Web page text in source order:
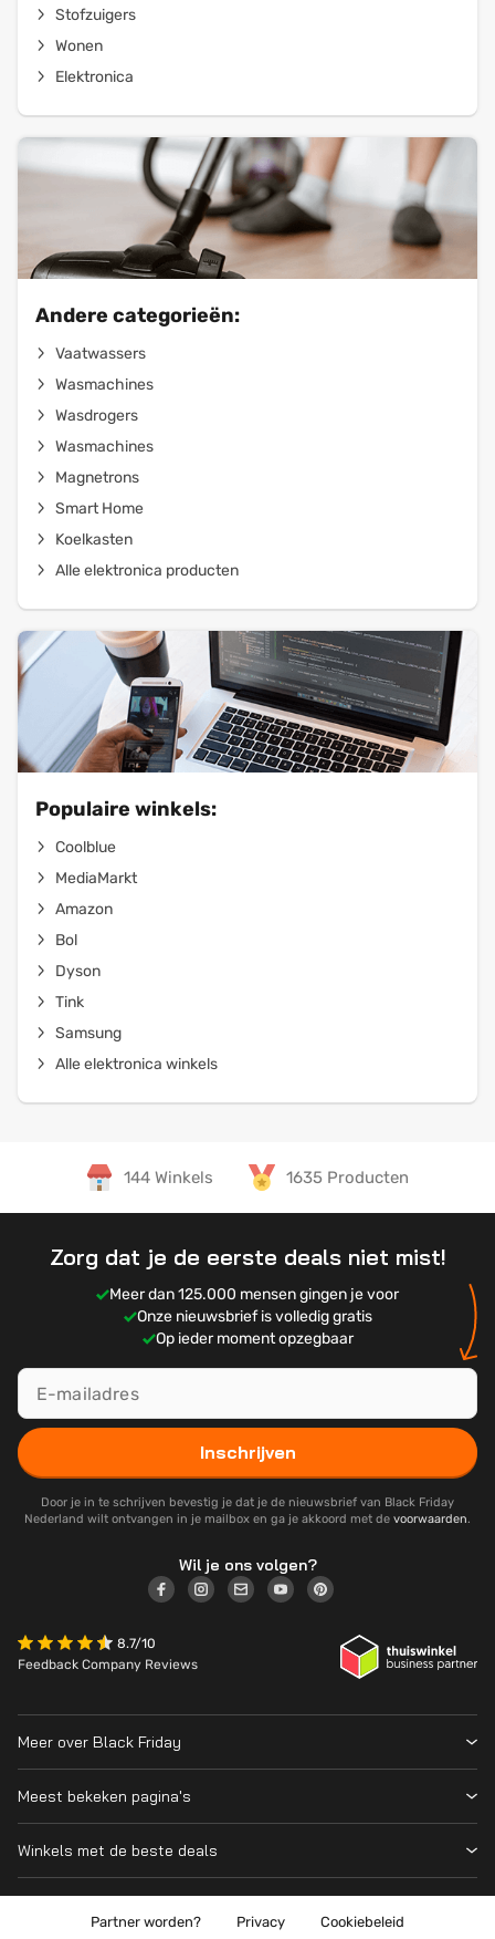
Stofzuigers
Wonen
Elektronica
Andere categorieën:
Vaatwassers
Wasmachines
Wasdrogers
Wasmachines
Magnetrons
Smart Home
Koelkasten
Alle elektronica producten
Populaire winkels:
Coolblue
MediaMarkt
Amazon
Bol
Dyson
Tink
Samsung
Alle elektronica winkels
144 Winkels 1635 Producten
Zorg dat je de eerste deals niet mist!
Meer dan 125.000 mensen gingen je voor
Onze nieuwsbrief is volledig gratis
Op ieder moment opzegbaar
Inschrijven
Door je in te schrijven bevestig je dat je de nieuwsbrief van Black Friday
Nederland wilt ontvangen in je mailbox en ga je akkoord met de voorwaarden.
Wil je ons volgen?
8.7/10
Feedback Company Reviews
Meer over Black Friday
Wanneer is Black Friday?
Cyber Monday 2026
Over ons
Meest bekeken pagina's
Prijsvergelijker
Winkels met de beste deals
Partner worden? Privacy Cookiebeleid